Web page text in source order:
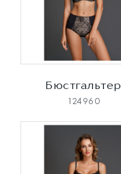
Бюстгальтер
124960